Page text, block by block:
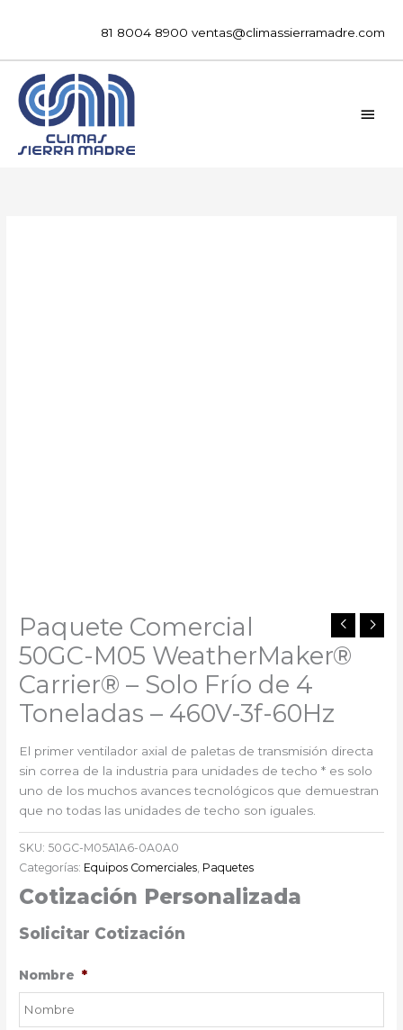
81 8004 8900 ventas@climassierramadre.com
Paquete Comercial
50GC-M05 WeatherMaker®
Carrier®️ – Solo Frío de 4
Toneladas – 460V-3f-60Hz
El primer ventilador axial de paletas de transmisión directa
sin correa de la industria para unidades de techo * es solo
uno de los muchos avances tecnológicos que demuestran
que no todas las unidades de techo son iguales.
SKU: 50GC-M05A1A6-0A0A0
Categorías: Equipos Comerciales, Paquetes
Cotización Personalizada
Solicitar Cotización
Nombre *